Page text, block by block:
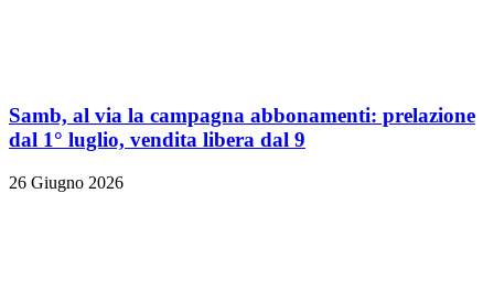
Samb, al via la campagna abbonamenti: prelazione
dal 1° luglio, vendita libera dal 9
26 Giugno 2026